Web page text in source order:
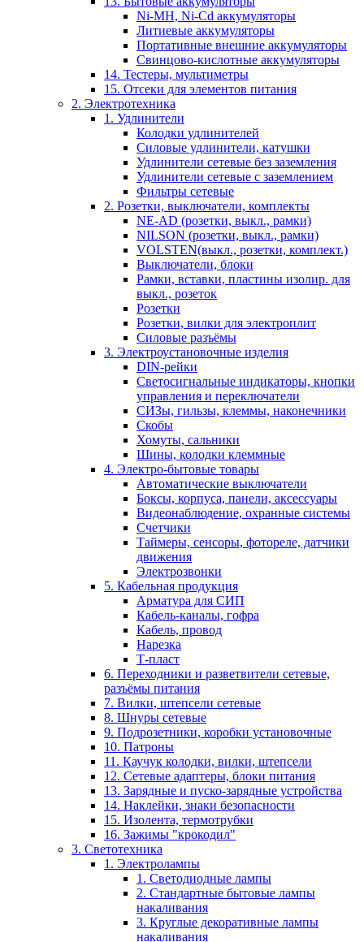
Ni-MH, Ni-Cd аккумуляторы
Литиевые аккумуляторы
Портативные внешние аккумуляторы
Свинцово-кислотные аккумуляторы
14. Тестеры, мультиметры
15. Отсеки для элементов питания
2. Электротехника
1. Удлинители
Колодки удлинителей
Силовые удлинители, катушки
Удлинители сетевые без заземления
Удлинители сетевые с заземлением
Фильтры сетевые
2. Розетки, выключатели, комплекты
NE-AD (розетки, выкл., рамки)
NILSON (розетки, выкл., рамки)
VOLSTEN(выкл., розетки, комплект.)
Выключатели, блоки
Рамки, вставки, пластины изолир. для
выкл., розеток
Розетки
Розетки, вилки для электроплит
Силовые разъёмы
3. Электроустановочные изделия
DIN-рейки
Светосигнальные индикаторы, кнопки
управления и переключатели
СИЗы, гильзы, клеммы, наконечники
Скобы
Хомуты, сальники
Шины, колодки клеммные
4. Электро-бытовые товары
Автоматические выключатели
Боксы, корпуса, панели, аксессуары
Видеонаблюдение, охранные системы
Счетчики
Таймеры, сенсоры, фотореле, датчики
движения
Электрозвонки
5. Кабельная продукция
Арматура для СИП
Кабель-каналы, гофра
Кабель, провод
Нарезка
Т-пласт
6. Переходники и разветвители сетевые,
разъёмы питания
7. Вилки, штепсели сетевые
8. Шнуры сетевые
9. Подрозетники, коробки установочные
10. Патроны
11. Каучук колодки, вилки, штепсели
12. Сетевые адаптеры, блоки питания
13. Зарядные и пуско-зарядные устройства
14. Наклейки, знаки безопасности
15. Изолента, термотрубки
16. Зажимы "крокодил"
3. Светотехника
1. Электролампы
1. Светодиодные лампы
2. Стандартные бытовые лампы
накаливания
3. Круглые декоративные лампы
накаливания